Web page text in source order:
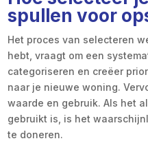
spullen voor
Het proces van selecteren
hebt, vraagt om een
categoriseren en creëer
naar je nieuwe woning.
waarde en gebruik. Als het
gebruikt is, is het
te doneren.